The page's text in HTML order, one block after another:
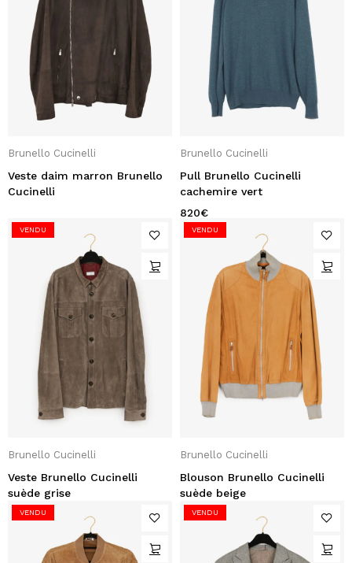
Brunello Cucinelli
Veste daim marron Brunello
Cucinelli
Brunello Cucinelli
Pull Brunello Cucinelli
cachemire vert
820€
VENDU
Brunello Cucinelli
Veste Brunello Cucinelli
suède grise
VENDU
Brunello Cucinelli
Blouson Brunello Cucinelli
suède beige
VENDU VENDU